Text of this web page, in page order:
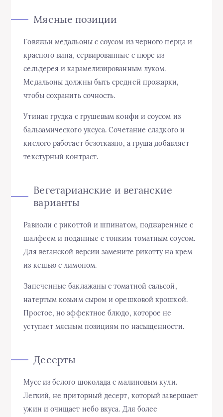
Мясные позиции
Говяжьи медальоны с соусом из черного перца и
красного вина, сервированные с пюре из
сельдерея и карамелизированным луком.
Медальоны должны быть средней прожарки,
чтобы сохранить сочность.
Утиная грудка с грушевым конфи и соусом из
бальзамического уксуса. Сочетание сладкого и
кислого работает безотказно, а груша добавляет
текстурный контраст.
Вегетарианские и веганские
варианты
Равиоли с рикоттой и шпинатом, поджаренные с
шалфеем и поданные с тонким томатным соусом.
Для веганской версии замените рикотту на крем
из кешью с лимоном.
Запеченные баклажаны с томатной сальсой,
натертым козьим сыром и орешковой крошкой.
Простое, но эффектное блюдо, которое не
уступает мясным позициям по насыщенности.
Десерты
Мусс из белого шоколада с малиновым кули.
Легкий, не приторный десерт, который завершает
ужин и очищает небо вкуса. Для более